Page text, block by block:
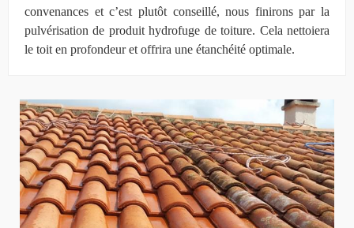
convenances et c’est plutôt conseillé, nous finirons par la
pulvérisation de produit hydrofuge de toiture. Cela nettoiera
le toit en profondeur et offrira une étanchéité optimale.